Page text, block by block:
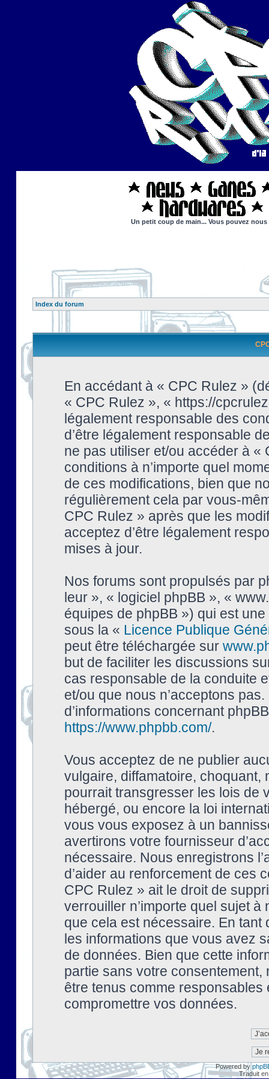
Un petit coup de main... Vous pouvez
Index du forum
En accédant à « CPC Rulez »
« CPC Rulez », « https://
légalement responsable des
d’être légalement responsable
ne pas utiliser et/ou accéder à
conditions à n’importe quel
de ces modifications, bien que
régulièrement cela par vous-
CPC Rulez » après que les
acceptez d’être légalement
mises à jour.
Nos forums sont propulsés par
leur », « logiciel phpBB », «
équipes de phpBB ») qui est
sous la « Licence Publique
peut être téléchargée sur
but de faciliter les discussions
cas responsable de la conduite
et/ou que nous n’acceptons
d’informations concernant
https://www.phpbb.com/.
Vous acceptez de ne publier
vulgaire, diffamatoire, choquant,
pourrait transgresser les lois de
hébergé, ou encore la loi
vous vous exposez à un
avertirons votre fournisseur
nécessaire. Nous enregistrons
d’aider au renforcement de ces
CPC Rulez » ait le droit de
verrouiller n’importe quel sujet à
que cela est nécessaire. En tant
les informations que vous avez
de données. Bien que cette
partie sans votre
être tenus comme
compromettre vos données.
Powered by
Traduit